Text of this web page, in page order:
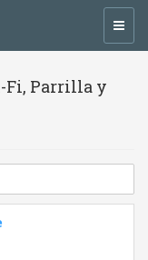
Fi, Parrilla y